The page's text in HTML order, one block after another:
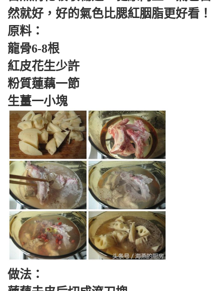
然就好，好的氣色比腮紅胭脂更好看！
原料：
龍骨6-8根
紅皮花生少許
粉質蓮藕一節
生薑一小塊
做法：